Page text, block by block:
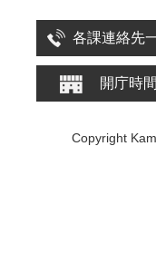
各課連絡先
開庁時間
Copyright